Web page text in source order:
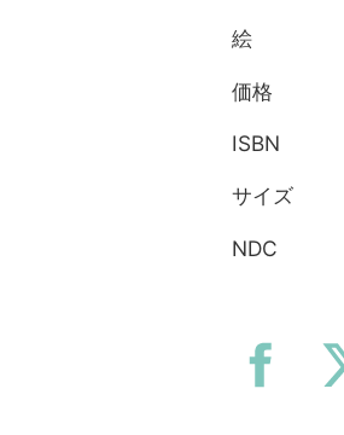
絵
価格
ISBN
サイズ
NDC